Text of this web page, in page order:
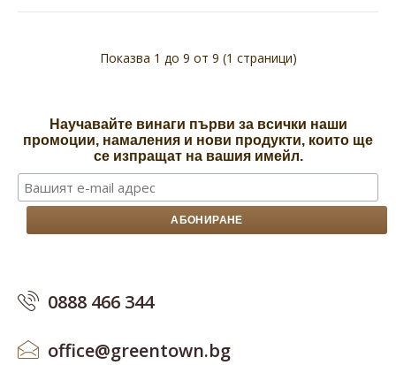
Трибулус за жени, 120 капсули, Сvetita Herbal
65.00лв. (€33.23)
желаниеПредимства при п..
Показва 1 до 9 от 9 (1 страници)
Научавайте винаги първи за всички наши
промоции, намаления и нови продукти, които ще
се изпращат на вашия имейл.
0888 466 344
office@greentown.bg